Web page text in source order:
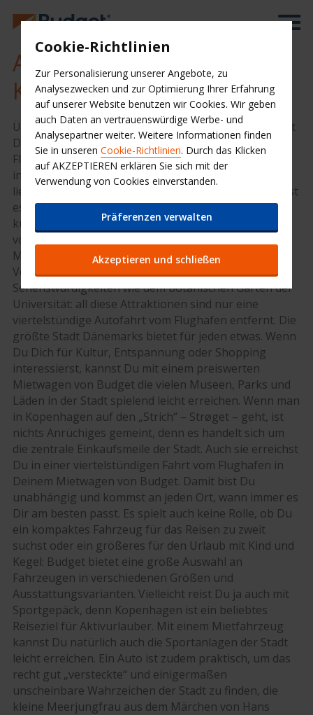
Autovermietung Flughafen
Kopenhagen
Über die Schnellbuchung auf der rechten Seite kannst
Du jetzt einfach und bequem Deinen Mietwagen am
Flughafen Kopenhagen reservieren! Der
internationale Flughafen der dänischen Hauptstadt
liegt auf der Insel Amager im Øresund. Von hier aus ist
es nicht weit zu eindrucksvollsten historischen und
kulturellen Attraktionen der Metropole: Angefangen
von faszinierenden Galerien wie dem Dänischen
Museum für Kunst und Design bis hin zum
Vergnügungspark Tivoli und anderen bekannten
Sehenswürdigkeiten wie dem botanischen Garten der
Universität: all diese Attraktionen sind nur eine
viertelstündige Autofahrt vom Flughafen entfernt. Die
größte Stadt Dänemarks bietet für jeden etwas. Wenn
Du Dich für Kultur, Entspannung oder Shopping
interessierst, kannst Du mit einem preiswerten
Mietwagen von Budget die vielen Museen, Parks und
Läden in der Stadt spielend leicht erreichen. Wenn man
in Kopenhagen auf den „Strich“ – Strøget – geht, ist
nichts Anrüchiges gemeint, denn es handelt sich um
die zentrale Einkaufsmeile der Stadt. Auch sie erreichst
Du in einer viertelstündigen Fahrt vom Flughafen in
Deinem Mietwagen von Budget. Damit bist Du
unabhängig und kommst an jeden Ort, wann immer es
Dir am besten passt. Es spielt auch keine Rolle, ob Du
ein kompaktes Fahrzeug für das Reisen zu zweit
suchst oder ein größeres für den Urlaub mit Kind und
Kegel: Budget bietet eine große Auswahl an
Fahrzeugen in verschiedenen Größen und
Ausstattungsvarianten. Vielleicht reist Du ja auch mit
Sportgepäck, denn Kopenhagen ist ein beliebtes
Reiseziel für Aktivurlauber. Mit einem Mietfahrzeug
kannst Du natürlich auch die Sportanlagen der Stadt
leicht erreichen. Ein Auto ist zudem praktisch, um das
recht gut „versteckte“ und einigermaßen
unscheinbare Wahrzeichen der Stadt zu finden, die
kleine Meerjungfrau aus dem Märchen von Hans
Cookie-Richtlinien
Zur Personalisierung unserer Angebote, zu
Analysezwecken und zur Optimierung Ihrer Erfahrung
auf unserer Website benutzen wir Cookies. Wir geben
auch Daten an vertrauenswürdige Werbe- und
Analysepartner weiter. Weitere Informationen finden
Sie in unseren Cookie-Richtlinien. Durch das Klicken
auf AKZEPTIEREN erklären Sie sich mit der
Verwendung von Cookies einverstanden.
Präferenzen verwalten
Akzeptieren und schließen